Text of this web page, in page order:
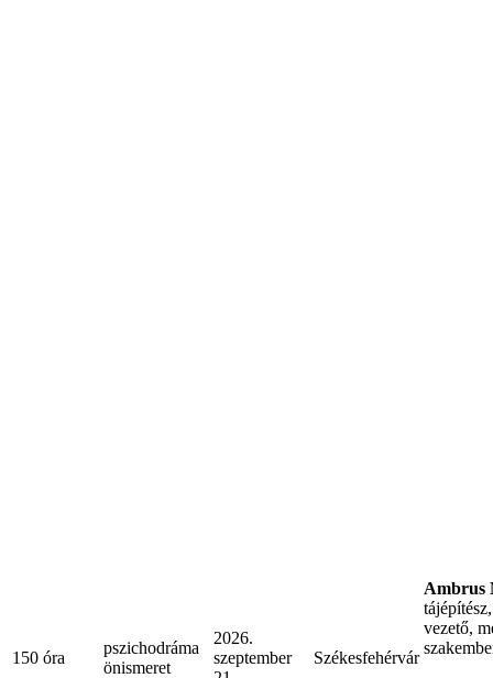
150 óra
pszichodráma
önismeret
2026.
szeptember
Székesfehérvár
Ambrus
vezető,